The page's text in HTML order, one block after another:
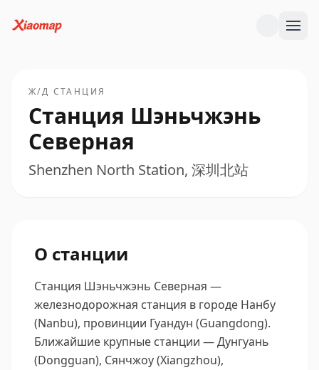
Ж/Д СТАНЦИЯ
Станция Шэньчжэнь
Северная
Shenzhen North Station, 深圳北站
О станции
Станция Шэньчжэнь Северная —
железнодорожная станция в городе Нанбу
(Nanbu), провинции Гуандун (Guangdong).
Ближайшие крупные станции — Дунгуань
(Dongguan), Сянчжоу (Xiangzhou),